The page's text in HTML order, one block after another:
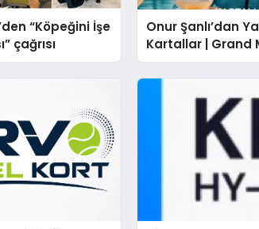
“Köpeğini İşe
çağrısı
Onur Şanlı’dan
Kartallar | Grand
Nihat Ulaş İmzalı